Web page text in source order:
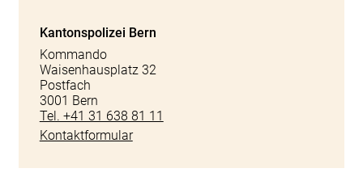
Kantonspolizei Bern
Kommando
Waisenhausplatz 32
Postfach
3001 Bern
Tel. +41 31 638 81 11
Kontaktformular